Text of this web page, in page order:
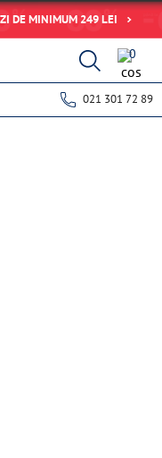
DE MINIMUM 249 LEI
0
021 301 72 89